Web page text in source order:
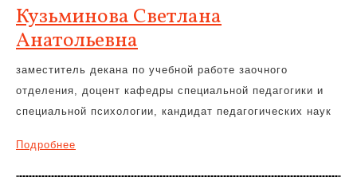
Кузьминова Светлана
Анатольевна
заместитель декана по учебной работе заочного
отделения, доцент кафедры специальной педагогики и
специальной психологии, кандидат педагогических наук
Подробнее